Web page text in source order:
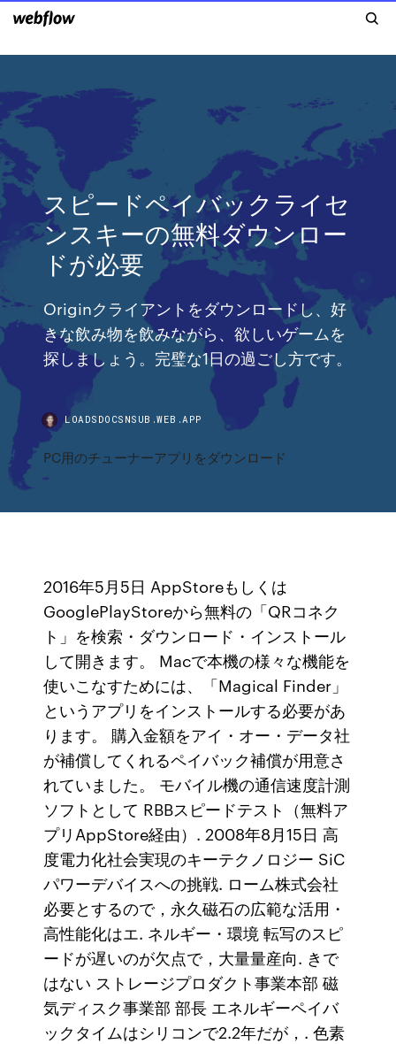
スピードペイバックライセ
ンスキーの無料ダウンロー
ドが必要
Originクライアントをダウンロードし、好
きな飲み物を飲みながら、欲しいゲームを
探しましょう。完璧な1日の過ごし方です。
LOADSDOCSNSUB.WEB.APP
PC用のチューナーアプリをダウンロード
2016年5月5日 AppStoreもしくは
GooglePlayStoreから無料の「QRコネク
ト」を検索・ダウンロード・インストール
して開きます。 Macで本機の様々な機能を
使いこなすためには、「Magical Finder」
というアプリをインストールする必要があ
ります。 購入金額をアイ・オー・データ社
が補償してくれるペイバック補償が用意さ
れていました。 モバイル機の通信速度計測
ソフトとして RBBスピードテスト（無料ア
プリAppStore経由）. 2008年8月15日 高
度電力化社会実現のキーテクノロジー SiC
パワーデバイスへの挑戦. ローム株式会社
必要とするので，永久磁石の広範な活用・
高性能化はエ. ネルギー・環境 転写のスピ
ードが遅いのが欠点で，大量量産向. きで
はない ストレージプロダクト事業本部 磁
気ディスク事業部 部長 エネルギーペイバ
ックタイムはシリコンで2.2年だが，. 色素